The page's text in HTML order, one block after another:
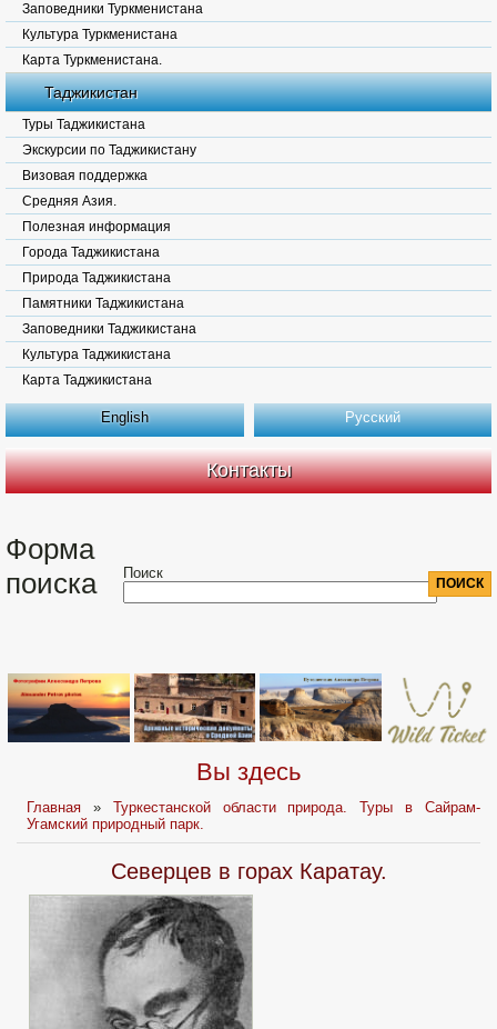
Заповедники Туркменистана
Культура Туркменистана
Карта Туркменистана.
Таджикистан
Туры Таджикистана
Экскурсии по Таджикистану
Визовая поддержка
Средняя Азия.
Полезная информация
Города Таджикистана
Природа Таджикистана
Памятники Таджикистана
Заповедники Таджикистана
Культура Таджикистана
Карта Таджикистана
English Русский
Контакты
Форма
поиска
Поиск
Вы здесь
Главная » Туркестанской области природа. Туры в Сайрам-
Угамский природный парк.
Северцев в горах Каратау.